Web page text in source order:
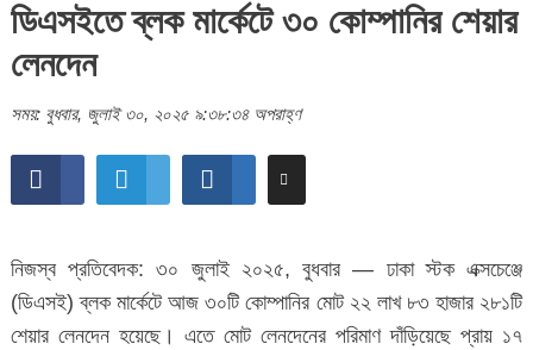
ডিএসইতে ব্লক মার্কেটে ৩০ কোম্পানির শেয়ার
লেনদেন
সময়: বুধবার, জুলাই ৩০, ২০২৫ ৯:৩৮:৩৪ অপরাহ্ণ
নিজস্ব প্রতিবেদক: ৩০ জুলাই ২০২৫, বুধবার — ঢাকা স্টক এক্সচেঞ্জে
(ডিএসই) ব্লক মার্কেটে আজ ৩০টি কোম্পানির মোট ২২ লাখ ৮৩ হাজার ২৮১টি
শেয়ার লেনদেন হয়েছে। এতে মোট লেনদেনের পরিমাণ দাঁড়িয়েছে প্রায় ১৭